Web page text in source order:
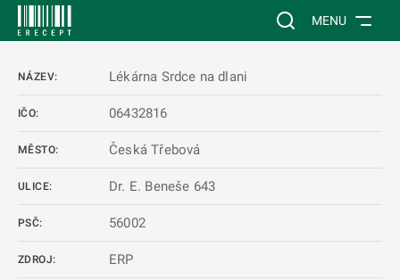
Vyhledávání na
MENU
NÁZEV: Lékárna Srdce na dlani
IČO: 06432816
MĚSTO: Česká Třebová
ULICE: Dr. E. Beneše 643
PSČ: 56002
ZDROJ: ERP